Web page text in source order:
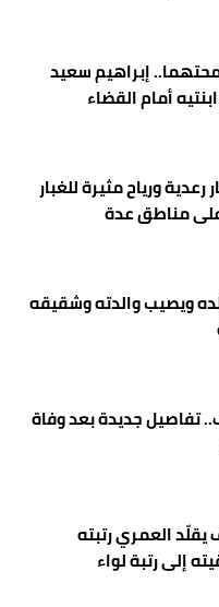
إبراهيم سعيد
أمام القضاء
رعدية ورياح مثيرة للغبار
مناطق عدة
ويصيب والدته وشقيقه
تفاصيل جديدة بعد وفاة
يقلّد العمري رتبته
إلى رتبة لواء